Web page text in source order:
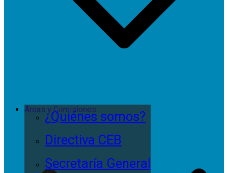
¿Quiénes somos?
Directiva CEB
Secretaría General
Áreas y Comisiones